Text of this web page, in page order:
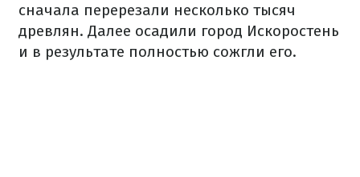
сначала перерезали несколько тысяч
древлян. Далее осадили город Искоростень
и в результате полностью сожгли его.